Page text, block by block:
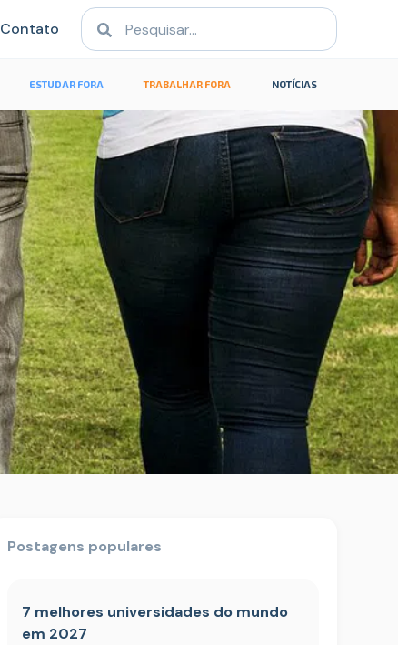
Contato
ESTUDAR FORA TRABALHAR FORA NOTÍCIAS
Postagens populares
7 melhores universidades do mundo
em 2027